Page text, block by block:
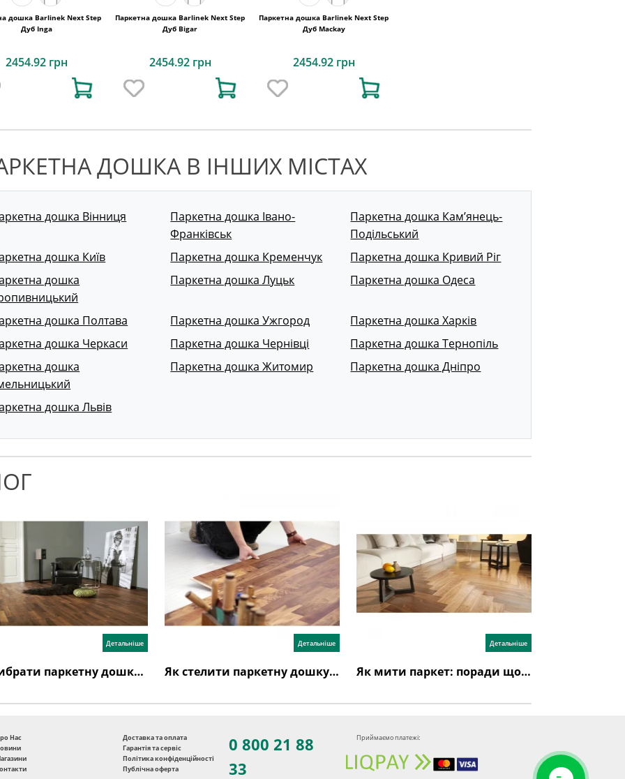
дошка Barlinek Next Step
Дуб Inga
2454.92 грн
Паркетна дошка Barlinek Next Step
Дуб Bigar
2454.92 грн
Паркетна дошка Barlinek Next Step
Дуб Mackay
2454.92 грн
ДОШКА В ІНШИХ МІСТАХ
дошка Вінниця
Паркетна дошка Івано-
Франківськ
Паркетна дошка Кам’янець-
Подільський
дошка Київ
Паркетна дошка Кременчук
Паркетна дошка Кривий Ріг
дошка
Паркетна дошка Луцьк Паркетна дошка Одеса
дошка Полтава Паркетна дошка Ужгород
Паркетна дошка Харків
дошка Черкаси
Паркетна дошка Чернівці
Паркетна дошка Тернопіль
дошка
Паркетна дошка Житомир Паркетна дошка Дніпро
дошка Львів
Детальніше
Як вибрати паркетну дошку: поради експертів та відгуки
Детальніше
Як стелити паркетну дошку: інструкція з укладання
Детальніше
Як мити паркет: поради щодо догляду за паркетною дошкою
Нас
Доставка та оплата
Гарантія та сервіс
Політика конфіденційності
Публічна оферта
0 800 21 88
33
Приймаємо платежі: